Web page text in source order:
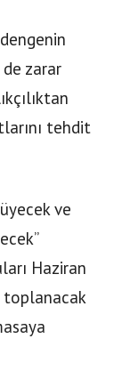
zarar
tehdit
ve
Haziran
toplanacak